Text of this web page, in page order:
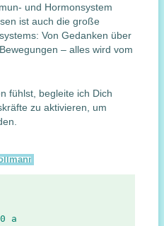
und Hormonsystem
ist auch die große
Von Gedanken über
– alles wird vom
fühlst, begleite ich Dich
zu aktivieren, um
a